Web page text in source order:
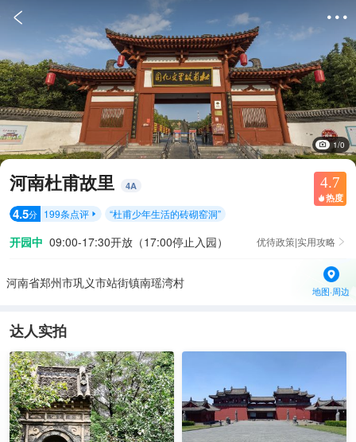
 
1/0
河南杜甫故里 4A 4.7
 热度
4.5分 199条点评  “杜甫少年生活的砖砌窑洞”
开园中 09:00-17:30开放（17:00停止入园） 优待政策|实用攻略 
河南省郑州市巩义市站街镇南瑶湾村
地图·周边
达人实拍